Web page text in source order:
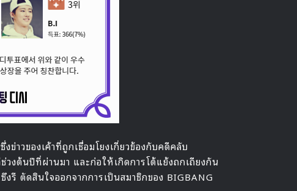
ซึ่งข่าวของเค้าที่ถูกเชื่อมโยงเกี่ยวข้องกับคดีคลับ
งต้นปีที่ผ่านมา และก่อให้เกิดการโต้แย้งถกเถียงกัน
รี ตัดสินใจออกจากการเป็นสมาชิกของ BIGBANG